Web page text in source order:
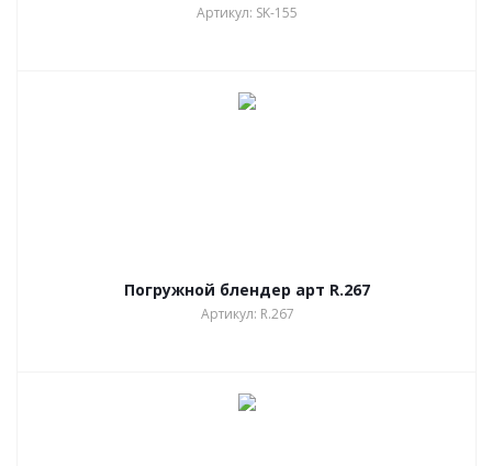
Артикул: SK-155
Погружной блендер арт R.267
Артикул: R.267